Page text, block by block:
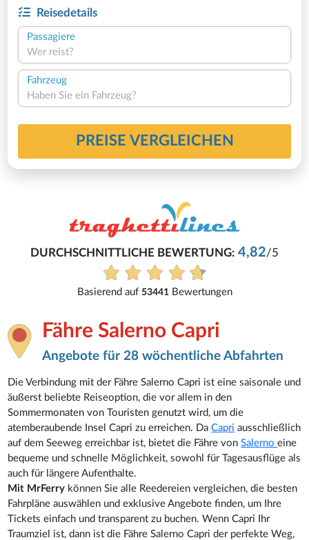
Reisedetails
Passagiere
Wer reist?
Fahrzeug
Haben Sie ein Fahrzeug?
PREISE VERGLEICHEN
4,82/5
Reinhard
Buchung war problemlos.
Alle Bewertungen anzeigen
Fähre Salerno Capri
Angebote für 28 wöchentliche Abfahrten
Die Verbindung mit der Fähre Salerno Capri ist eine saisonale und
äußerst beliebte Reiseoption, die vor allem in den
Sommermonaten von Touristen genutzt wird, um die
atemberaubende Insel Capri zu erreichen. DaCapri ausschließlich
auf dem Seeweg erreichbar ist, bietet die Fähre vonSalernoeine
bequeme und schnelle Möglichkeit, sowohl für Tagesausflüge als
auch für längere Aufenthalte.
Mit MrFerry können Sie alle Reedereien vergleichen, die besten
Fahrpläne auswählen und exklusive Angebote finden, um Ihre
Tickets einfach und transparent zu buchen. Wenn Capri Ihr
Traumziel ist, dann ist die Fähre Salerno Capri der perfekte Weg,